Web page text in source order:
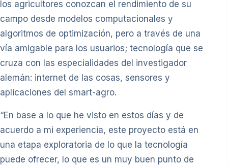
los agricultores conozcan el rendimiento de su
campo desde modelos computacionales y
algoritmos de optimización, pero a través de una
vía amigable para los usuarios; tecnología que se
cruza con las especialidades del investigador
alemán: internet de las cosas, sensores y
aplicaciones del smart-agro.
“En base a lo que he visto en estos días y de
acuerdo a mi experiencia, este proyecto está en
una etapa exploratoria de lo que la tecnología
puede ofrecer, lo que es un muy buen punto de